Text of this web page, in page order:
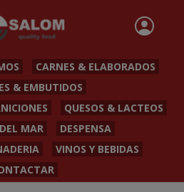
CARNES & ELABORADOS
& EMBUTIDOS
QUESOS & LACTEOS
MAR
DESPENSA
VINOS Y BEBIDAS